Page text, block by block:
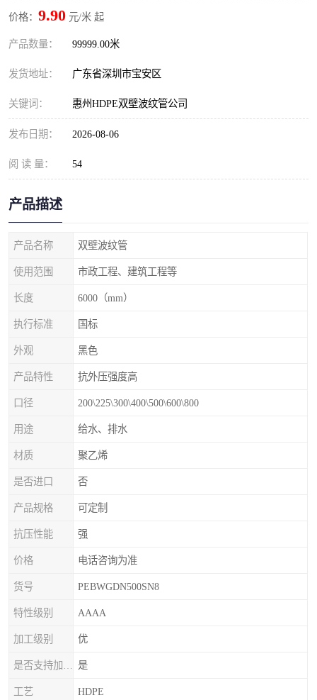
价格： 9.90 元/米 起
产品数量： 99999.00米
发货地址： 广东省深圳市宝安区
关键词： 惠州HDPE双壁波纹管公司
发布日期： 2026-08-06
阅 读 量： 54
产品描述
产品名称 双壁波纹管
使用范围 市政工程、建筑工程等
长度 6000（mm）
执行标准 国标
外观 黑色
产品特性 抗外压强度高
口径 200\225\300\400\500\600\800
用途 给水、排水
材质 聚乙烯
是否进口 否
产品规格 可定制
抗压性能 强
价格 电话咨询为准
货号 PEBWGDN500SN8
特性级别 AAAA
加工级别 优
是
工艺 HDPE